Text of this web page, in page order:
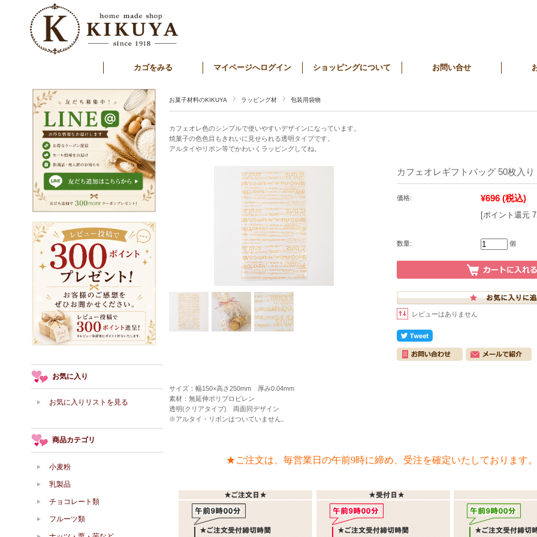
カゴをみる マイページへログイン ショッピングについて お問い合せ
お菓子材料のKIKUYA ラッピング材 包装用袋物
カフェオレ色のシンプルで使いやすいデザインになっています。
焼菓子の色色目もきれいに見せられる透明タイプです。
アルタイやリボン等でかわいくラッピングしてね。
カフェオレギフトバッグ 50枚入り
価格: ¥696 (税込)
[ポイント還元
数量: 個
レビューはありません
サイズ：幅150×高さ250mm 厚み0.04mm
素材：無延伸ポリプロピレン
透明(クリアタイプ) 両面同デザイン
※アルタイ・リボンはついていません。
★ご注文は、毎営業日の午前9時に締め、受注を確定いたしております。
お気に入り
お気に入りリストを見る
商品カテゴリ
小麦粉
乳製品
チョコレート類
フルーツ類